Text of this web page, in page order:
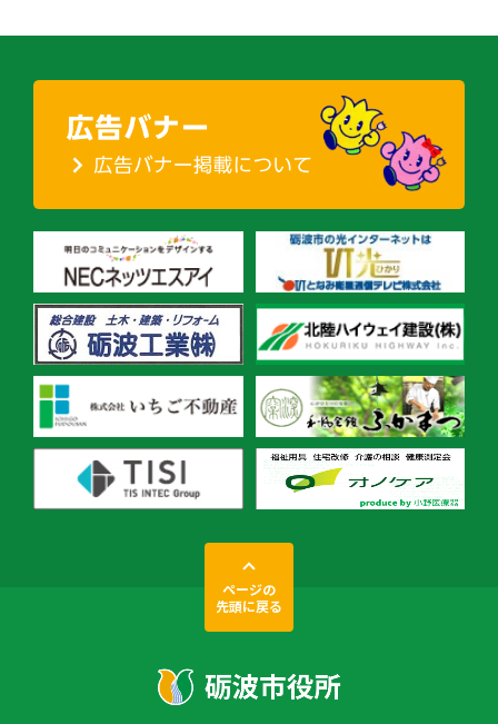
ページの
先頭に戻る